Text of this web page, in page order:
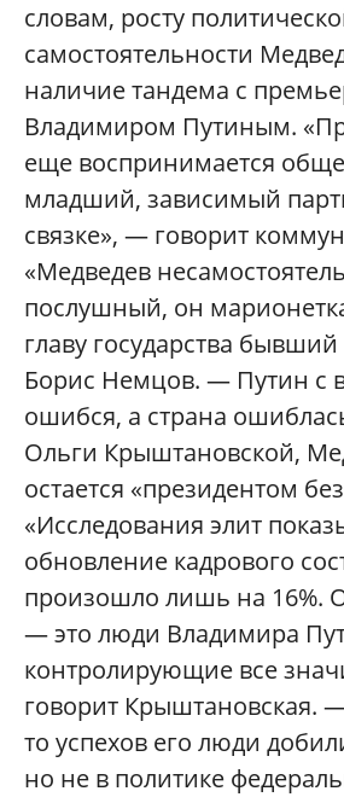
словам, росту
самостоятельности
наличие тандема с
Владимиром Путиным.
еще воспринимается
младший, зависимый
связке», — говорит
«Медведев
послушный, он
главу государства
Борис Немцов. — Путин с
ошибся, а страна
Ольги Крыштановской,
остается «президентом
«Исследования элит
обновление кадрового
произошло лишь на 16%.
— это люди Владимира
контролирующие все
говорит Крыштановская.
то успехов его люди
но не в политике